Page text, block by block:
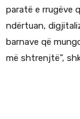
paratë e rrugëve
ndërtuan,
barnave që
më shtrenjtë”,